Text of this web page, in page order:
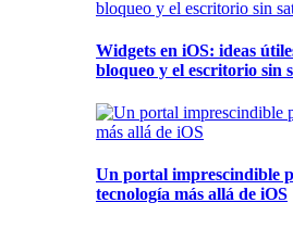
Widgets en iOS: ideas
bloqueo y el escritorio sin
Un portal imprescindible
tecnología más allá de iOS